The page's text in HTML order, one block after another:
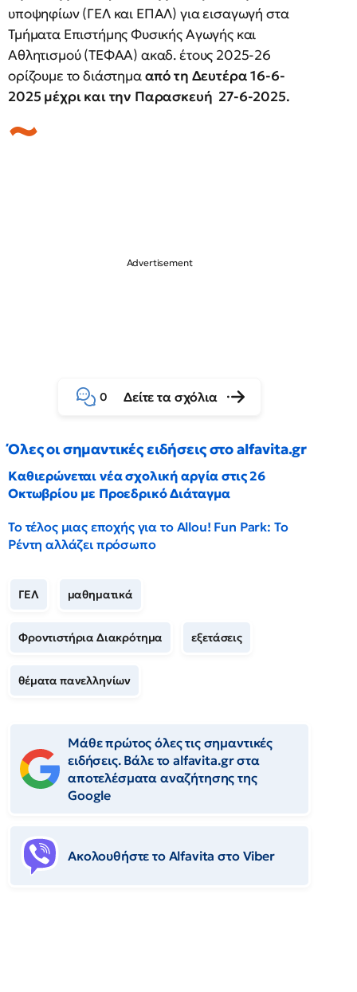
υποψηφίων (ΓΕΛ και ΕΠΑΛ) για εισαγωγή στα
Τμήματα Επιστήμης Φυσικής Αγωγής και
Αθλητισμού (ΤΕΦΑΑ) ακαδ. έτους 2025-26
ορίζουμε το διάστημααπό τη Δευτέρα 16-6-
2025 μέχρι και την Παρασκευή 27-6-2025.
0 Δείτε τα σχόλια
Όλες οι σημαντικές ειδήσεις στο alfavita.gr
Καθιερώνεται νέα σχολική αργία στις 26
Οκτωβρίου με Προεδρικό Διάταγμα
Το τέλος μιας εποχής για το Allou! Fun Park: Το
Ρέντη αλλάζει πρόσωπο
ΓΕΛ μαθηματικά
Φροντιστήρια Διακρότημα εξετάσεις
θέματα πανελληνίων
Μάθε πρώτος όλες τις σημαντικές
ειδήσεις. Βάλε το alfavita.gr στα
αποτελέσματα αναζήτησης της
Google
Ακολουθήστε το Αlfavita στο Viber